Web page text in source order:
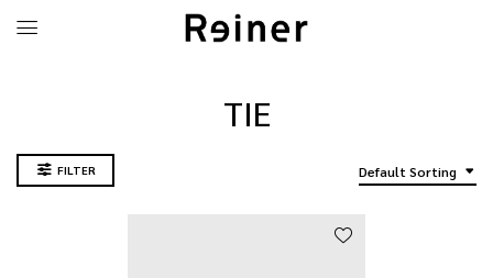
TIE
FILTER Default Sorting